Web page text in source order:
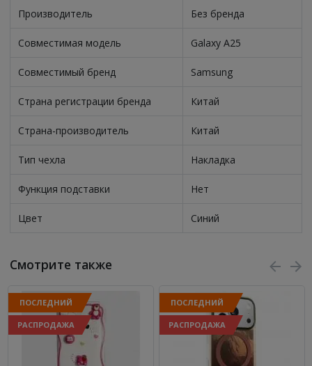
Производитель Без бренда
Совместимая модель Galaxy A25
Совместимый бренд Samsung
Страна регистрации бренда Китай
Страна-производитель Китай
Тип чехла Накладка
Функция подставки Нет
Цвет Синий
Смотрите также
ПОСЛЕДНИЙ
РАСПРОДАЖА
ПОСЛЕДНИЙ
РАСПРОДАЖА